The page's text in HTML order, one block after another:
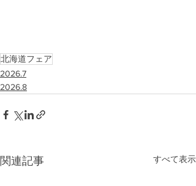
北海道フェア
2026.7
2026.8
関連記事 すべて表示